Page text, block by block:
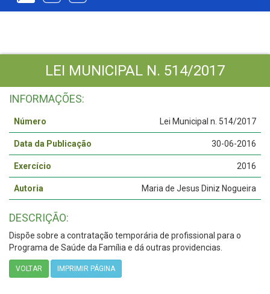
LEI MUNICIPAL N. 514/2017
INFORMAÇÕES:
Número Lei Municipal n. 514/2017
Data da Publicação 30-06-2016
Exercício 2016
Autoria Maria de Jesus Diniz Nogueira
DESCRIÇÃO:
Dispõe sobre a contratação temporária de profissional para o
Programa de Saúde da Família e dá outras providencias.
VOLTAR IMPRIMIR PÁGINA